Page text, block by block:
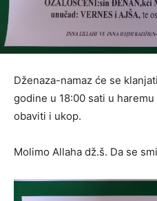
Dženaza-namaz će se
godine u 18:00 sati u
obaviti i ukop.
Molimo Allaha dž.š. Da se